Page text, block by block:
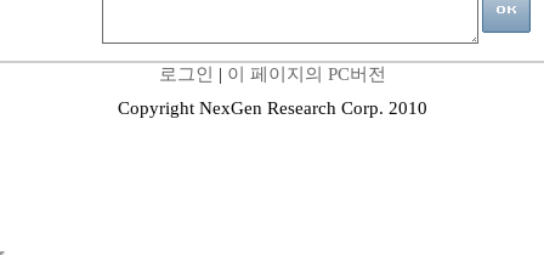
로그인 | 이 페이지의 PC버전
Copyright NexGen Research Corp. 2010